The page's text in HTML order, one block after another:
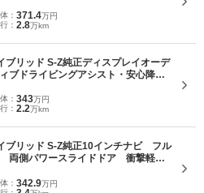
タセーフティセンス レーンキープ
ナー
： 371.4万円
： 2.8万km
ブリッド S-Z純正ディスプレイオーデ
ブドライビングアシスト・安心降車
ズコントロール・前席シートヒータ
トインETC
： 343万円
： 2.2万km
ブリッド S-Z純正10インチナビ フル
側パワースライドドア 衝撃軽減
ールサンシェード コーナーセンサ
： 342.9万円